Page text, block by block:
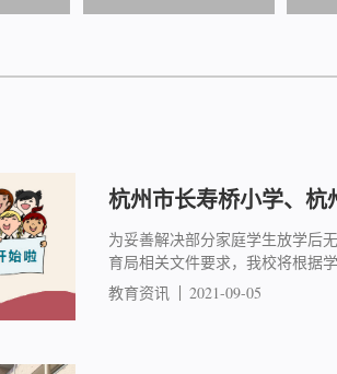
杭州市长寿桥小学、杭
为妥善解决部分家庭学生放学后
育局相关文件要求，我校将根据
教育资讯
2021-09-05